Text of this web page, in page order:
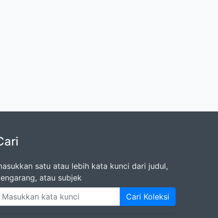
satu atau lebih kata kunci dari judul,
atau subjek
Cari Koleksi